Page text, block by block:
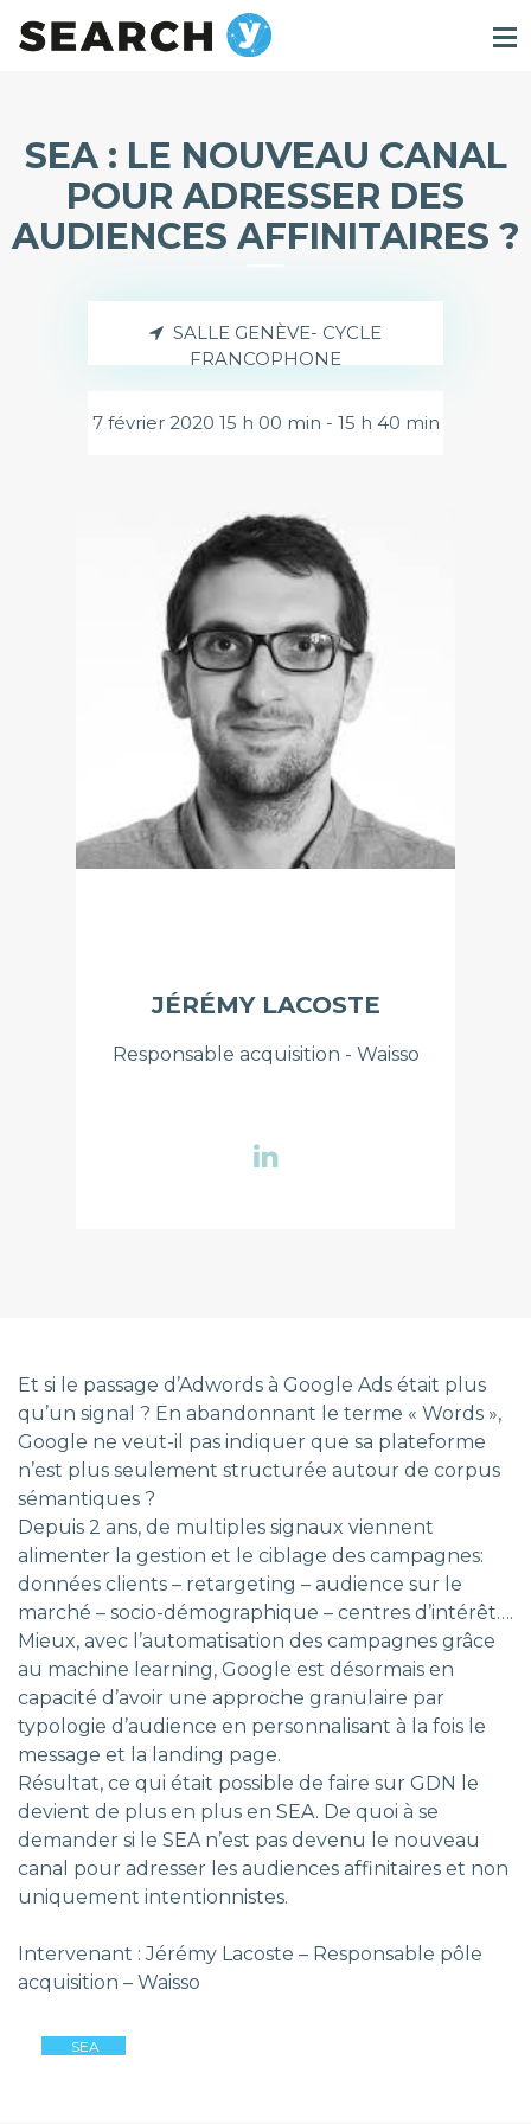
SEA : LE NOUVEAU CANAL
POUR ADRESSER DES
AUDIENCES AFFINITAIRES ?
SALLE GENÈVE- CYCLE
FRANCOPHONE
7 février 2020 15 h 00 min - 15 h 40 min
JÉRÉMY LACOSTE
Responsable acquisition - Waisso
Et si le passage d’Adwords à Google Ads était plus
qu’un signal ? En abandonnant le terme « Words »,
Google ne veut-il pas indiquer que sa plateforme
n’est plus seulement structurée autour de corpus
sémantiques ?
Depuis 2 ans, de multiples signaux viennent
alimenter la gestion et le ciblage des campagnes:
données clients – retargeting – audience sur le
marché – socio-démographique – centres d’intérêt….
Mieux, avec l’automatisation des campagnes grâce
au machine learning, Google est désormais en
capacité d’avoir une approche granulaire par
typologie d’audience en personnalisant à la fois le
message et la landing page.
Résultat, ce qui était possible de faire sur GDN le
devient de plus en plus en SEA. De quoi à se
demander si le SEA n’est pas devenu le nouveau
canal pour adresser les audiences affinitaires et non
uniquement intentionnistes.
Intervenant : Jérémy Lacoste – Responsable pôle
acquisition – Waisso
SEA